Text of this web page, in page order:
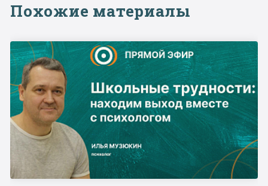
Похожие материалы